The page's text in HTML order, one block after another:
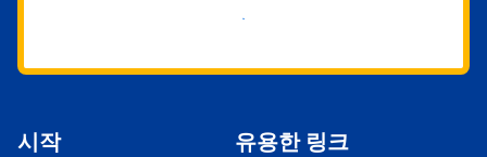
지금 시작하기
시작 유용한 링크